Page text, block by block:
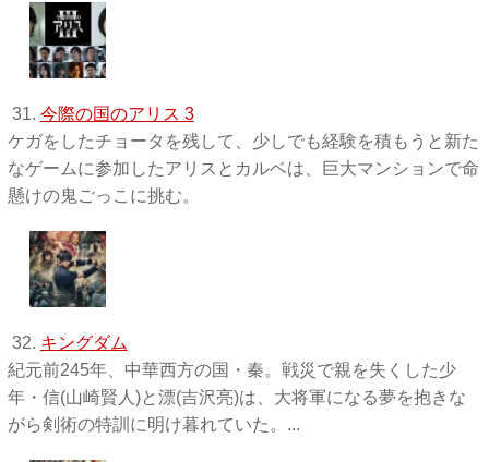
31. 今際の国のアリス 3
ケガをしたチョータを残して、少しでも経験を積もうと新た
なゲームに参加したアリスとカルベは、巨大マンションで命
懸けの鬼ごっこに挑む。
32. キングダム
紀元前245年、中華西方の国・秦。戦災で親を失くした少
年・信(山崎賢人)と漂(吉沢亮)は、大将軍になる夢を抱きな
がら剣術の特訓に明け暮れていた。...